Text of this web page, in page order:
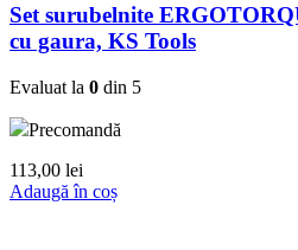
Set surubelnite
cu gaura, KS Tools
Evaluat la 0 din 5
Precomandă
113,00 lei
Adaugă în coș